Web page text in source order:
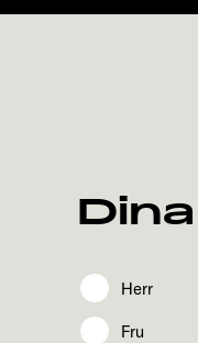
Herr
Fru